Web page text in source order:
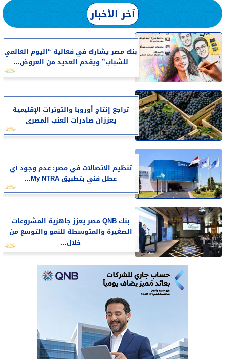
آخر الأخبار
بنك مصر يشارك في فعالية “اليوم العالمي
للشباب” ويقدم العديد من العروض...
تراجع إنتاج أوروبا والتوترات الإقليمية
يعززان صادرات العنب المصرى
تنظيم الاتصالات في مصر: عدم وجود أي
عطل فني بتطبيق My NTRA...
بنك QNB مصر يعزز جاهزية المشروعات
الصغيرة والمتوسطة للنمو والتوسع من
خلال...